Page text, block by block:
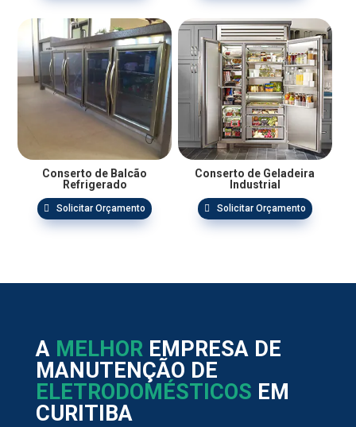
Conserto de Balcão
Refrigerado
Solicitar Orçamento
Conserto de Geladeira
Industrial
Solicitar Orçamento
A MELHOREMPRESA DE
MANUTENÇÃO DE
ELETRODOMÉSTICOS EM
CURITIBA